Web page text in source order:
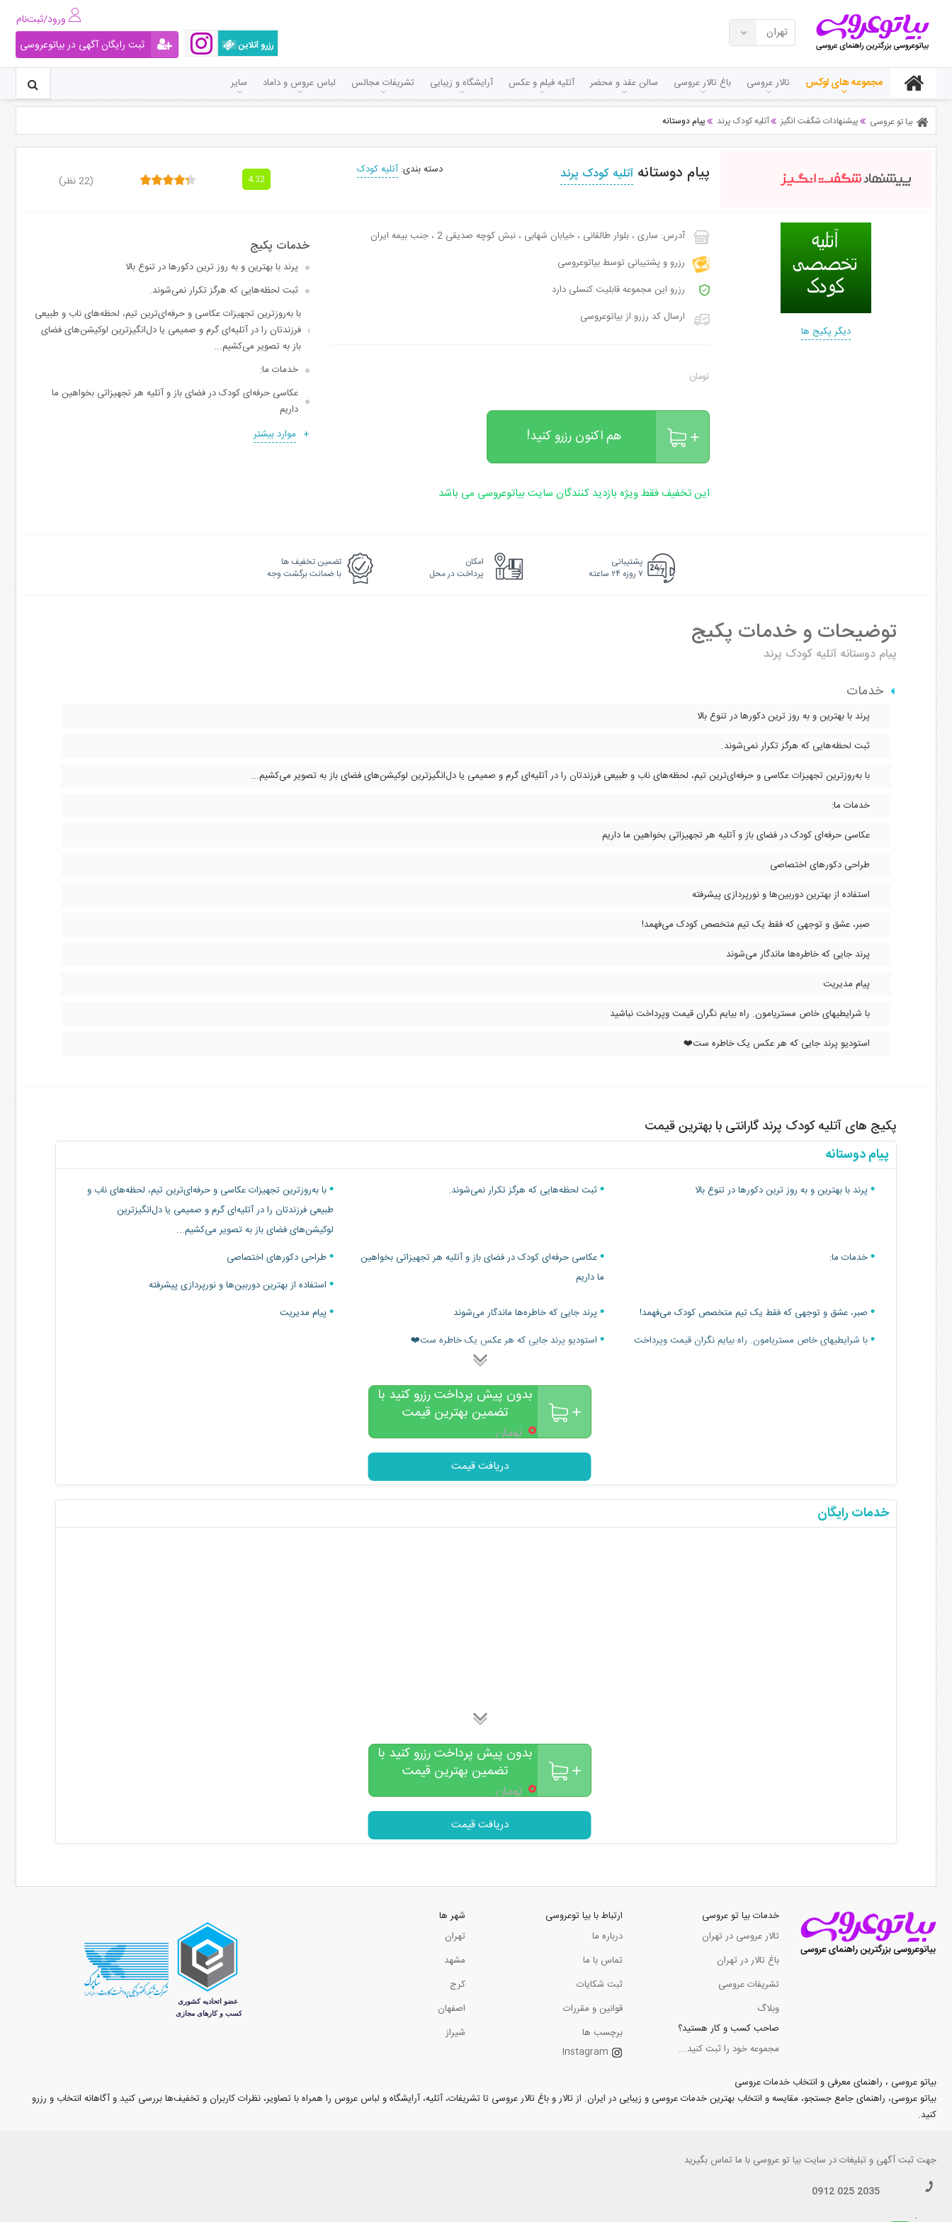
تهران
رزرو آنلاین
ثبت رایگان آگهی در بیاتوعروسی
مجموعه های لوکس تالار عروسی باغ تالار عروسی سالن عقد و محضر آتلیه فیلم و عکس آرایشگاه و زیبایی تشریفات مجالس لباس عروس و داماد سایر
بیا تو عروسی پیشنهادات شگفت انگیز آتلیه کودک پرند پیام دوستانه
پیام دوستانه آتلیه کودک پرند دسته بندی: آتلیه کودک
4.32 (22 نظر)
دیگر پکیج ها
آدرس: ساری ، بلوار طالقانی ، خیابان شهابی ، نبش کوچه صدیقی 2 ، جنب بیمه ایران
رزرو و پشتیبانی توسط بیاتوعروسی
رزرو این مجموعه قابلیت کنسلی دارد
ارسال کد رزرو از بیاتوعروسی
تومان
هم اکنون رزرو کنید!
این تخفیف فقط ویژه بازدید کنندگان سایت بیاتوعروسی می باشد
پرند با بهترین و به روز ترین دکورها در تنوع بالا
ثبت لحظه‌هایی که هرگز تکرار نمی‌شوند.
با به‌روزترین تجهیزات عکاسی و حرفه‌ای‌ترین تیم، لحظه‌های ناب و طبیعی
فرزندتان را در آتلیه‌ای گرم و صمیمی یا دل‌انگیزترین لوکیشن‌های فضای
باز به تصویر می‌کشیم...
خدمات ما:
عکاسی حرفه‌ای کودک در فضای باز و آتلیه هر تجهیزاتی بخواهین ما
داریم
موارد بیشتر
پشتیبانی
۷ روزه ۲۴ ساعته
امکان
پرداخت در محل
تضمین تخفیف ها
با ضمانت برگشت وجه
توضیحات و خدمات پکیج
پیام دوستانه آتلیه کودک پرند
خدمات
پرند با بهترین و به روز ترین دکورها در تنوع بالا
ثبت لحظه‌هایی که هرگز تکرار نمی‌شوند.
با به‌روزترین تجهیزات عکاسی و حرفه‌ای‌ترین تیم، لحظه‌های ناب و طبیعی فرزندتان را در آتلیه‌ای گرم و صمیمی یا دل‌انگیزترین لوکیشن‌های فضای باز به تصویر می‌کشیم...
خدمات ما:
عکاسی حرفه‌ای کودک در فضای باز و آتلیه هر تجهیزاتی بخواهین ما داریم
طراحی دکورهای اختصاصی
استفاده از بهترین دوربین‌ها و نورپردازی پیشرفته
صبر، عشق و توجهی که فقط یک تیم متخصص کودک می‌فهمد!
پرند جایی که خاطره‌ها ماندگار می‌شوند
پیام مدیریت
با شرایطیهای خاص مستریامون. راه بیایم نگران قیمت وپرداخت نباشید
استودیو پرند جایی که هر عکس یک خاطره ست❤️
پکیج های آتلیه کودک پرند گارانتی با بهترین قیمت
پیام دوستانه
پرند با بهترین و به روز ترین دکورها در تنوع بالا ثبت لحظه‌هایی که هرگز تکرار نمی‌شوند.
با به‌روزترین تجهیزات عکاسی و حرفه‌ای‌ترین تیم، لحظه‌های ناب و
طبیعی فرزندتان را در آتلیه‌ای گرم و صمیمی یا دل‌انگیزترین
لوکیشن‌های فضای باز به تصویر می‌کشیم...
خدمات ما:
عکاسی حرفه‌ای کودک در فضای باز و آتلیه هر تجهیزاتی بخواهین
ما داریم
طراحی دکورهای اختصاصی
استفاده از بهترین دوربین‌ها و نورپردازی پیشرفته
صبر، عشق و توجهی که فقط یک تیم متخصص کودک می‌فهمد!
پرند جایی که خاطره‌ها ماندگار می‌شوند
پیام مدیریت
با شرایطیهای خاص مستریامون. راه بیایم نگران قیمت وپرداخت
نباشید
استودیو پرند جایی که هر عکس یک خاطره ست❤️
بدون پیش پرداخت رزرو کنید با
تضمین بهترین قیمت
۰تومان
دریافت قیمت
خدمات رایگان
بدون پیش پرداخت رزرو کنید با
تضمین بهترین قیمت
۰تومان
دریافت قیمت
خدمات بیا تو عروسی
تالار عروسی در تهران
باغ تالار در تهران
تشریفات عروسی
وبلاگ
صاحب کسب و کار هستید؟
مجموعه خود را ثبت کنید...
ارتباط با بیا توعروسی
درباره ما
تماس با ما
ثبت شکایات
قوانین و مقررات
برچسب ها
Instagram
شهر ها
تهران
مشهد
کرج
اصفهان
شیراز
بیاتو عروسی ، راهنمای معرفی و انتخاب خدمات عروسی
بیاتو عروسی، راهنمای جامع جستجو، مقایسه و انتخاب بهترین خدمات عروسی و زیبایی در ایران. از تالار و باغ تالار عروسی تا تشریفات، آتلیه، آرایشگاه و لباس عروس را همراه با تصاویر، نظرات کاربران و تخفیف‌ها بررسی کنید و آگاهانه انتخاب و رزرو
کنید.
جهت ثبت آگهی و تبلیغاتدر سایت بیا تو عروسی با ما تماس بگیرید
0912 025 2035
.